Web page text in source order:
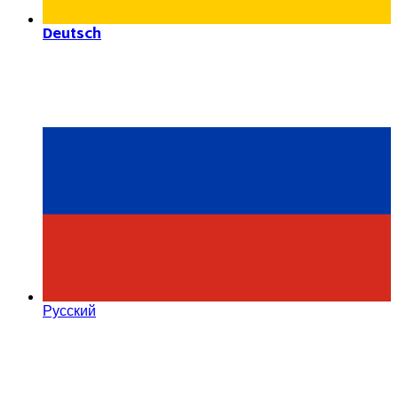
Deutsch
Русский